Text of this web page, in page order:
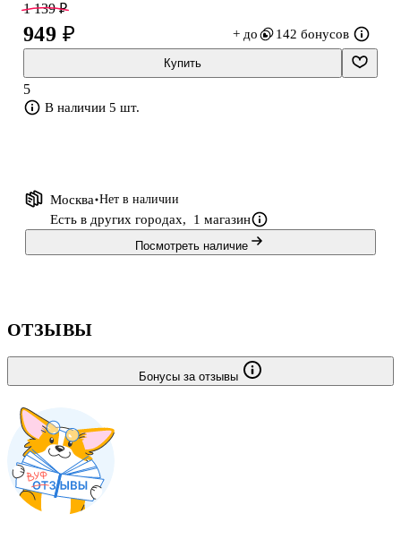
формирование таких универсальных учебных действий, как
умение наблюдать, сравнивать, анализировать, устанавливать
причинно-следственные связи, работать с различными
источниками информации, формулировать своё мнение,
сотрудничать с одноклассниками и взрослыми. .
1 139 ₽
949 ₽ + до 142 бонусов
Купить
5
В наличии 5 шт.
Москва Нет в наличии
Есть в других городах, 1 магазин
Посмотреть наличие
ОТЗЫВЫ
Бонусы за отзывы